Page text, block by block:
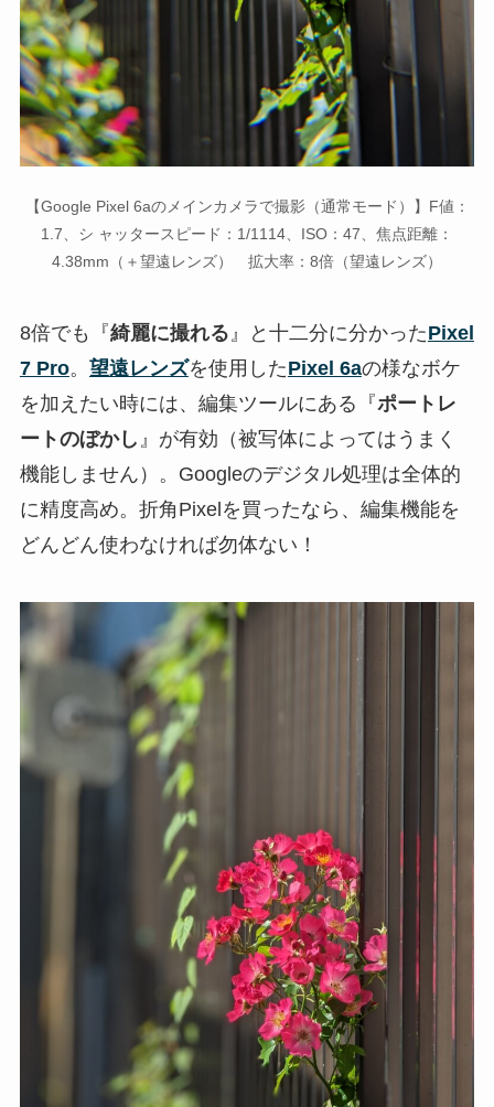
【Google Pixel 6aのメインカメラで撮影（通常モード）】F値：
1.7、シ ャッタースピード：1/1114、ISO：47、焦点距離：
4.38mm（＋望遠レンズ） 拡大率：8倍（望遠レンズ）
8倍でも『綺麗に撮れる』と十二分に分かったPixel
7 Pro。 望遠レンズを使用したPixel 6aの様なボケ
を加えたい時には、編集ツールにある『ポートレ
ートのぼかし 』が有効（被写体によってはうまく
機能しません）。Googleのデジタル処理は全体的
に精度高め。折角Pixelを買ったなら、編集機能を
どんどん使わなければ勿体ない！